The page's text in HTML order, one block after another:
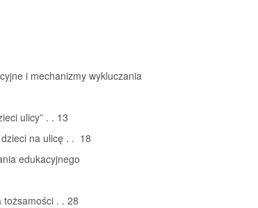
i mechanizmy wykluczania
ulicy” . . 13
na ulicę . . 18
edukacyjnego
tożsamości . . 28